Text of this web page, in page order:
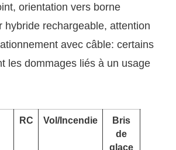
orientation vers borne
hybride rechargeable, attention
avec câble: certains
les dommages liés à un usage
RC Vol/Incendie
Bris
de
glace